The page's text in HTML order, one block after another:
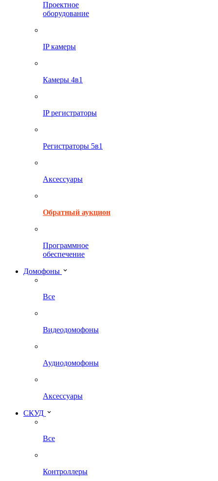
Проектное
оборудование
IP камеры
Камеры 4в1
IP регистраторы
Регистраторы 5в1
Аксессуары
Обратный аукцион
Программное
обеспечение
Домофоны
Все
Видеодомофоны
Аудиодомофоны
Аксессуары
СКУД
Все
Контроллеры